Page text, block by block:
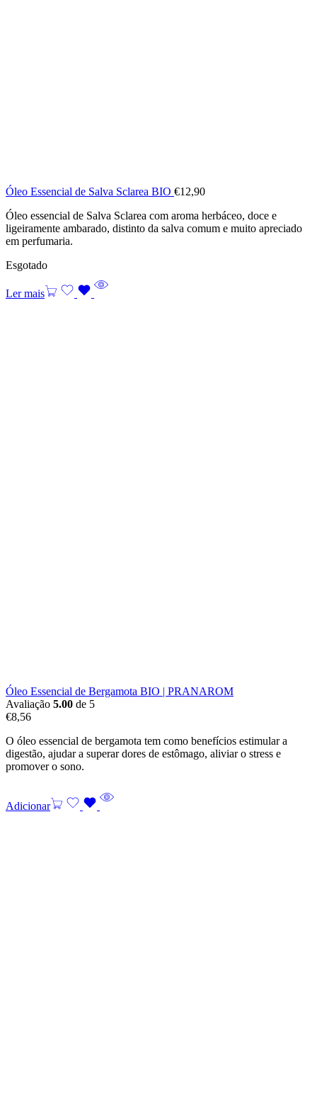
Óleo Essencial de Salva Sclarea BIO €12,90
Óleo essencial de Salva Sclarea com aroma herbáceo, doce e
ligeiramente ambarado, distinto da salva comum e muito apreciado
em perfumaria.
Esgotado
Ler mais
Óleo Essencial de Bergamota BIO | PRANAROM
Avaliação 5.00 de 5
€8,56
O óleo essencial de bergamota tem como benefícios estimular a
digestão, ajudar a superar dores de estômago, aliviar o stress e
promover o sono.
Adicionar